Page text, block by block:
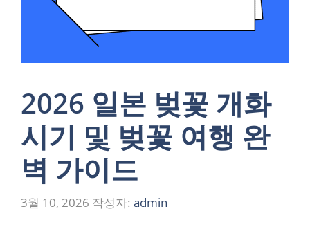
2026 일본 벚꽃 개화
시기 및 벚꽃 여행 완
벽 가이드
3월 10, 2026 작성자: admin